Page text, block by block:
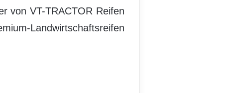
von VT-TRACTOR Reifen
Landwirtschaftsreifen